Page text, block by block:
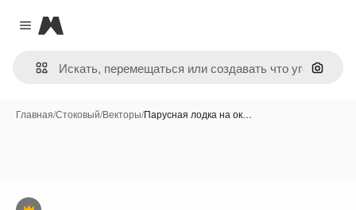
Close menu
Magnific
Поиск
Главная/Стоковый/Векторы/Парусная лодка на ок…